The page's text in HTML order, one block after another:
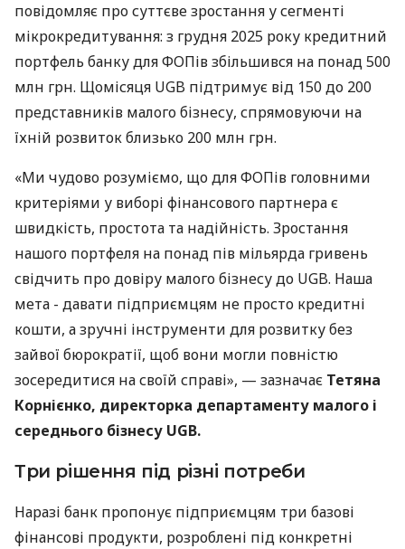
повідомляє про суттєве зростання у сегменті
мікрокредитування: з грудня 2025 року кредитний
портфель банку для ФОПів збільшився на понад 500
млн грн. Щомісяця UGB підтримує від 150 до 200
представників малого бізнесу, спрямовуючи на
їхній розвиток близько 200 млн грн.
«Ми чудово розуміємо, що для ФОПів головними
критеріями у виборі фінансового партнера є
швидкість, простота та надійність. Зростання
нашого портфеля на понад пів мільярда гривень
свідчить про довіру малого бізнесу до UGB. Наша
мета - давати підприємцям не просто кредитні
кошти, а зручні інструменти для розвитку без
зайвої бюрократії, щоб вони могли повністю
зосередитися на своїй справі», — зазначає Тетяна
Корнієнко, директорка департаменту малого і
середнього бізнесу UGB.
Три рішення під різні потреби
Наразі банк пропонує підприємцям три базові
фінансові продукти, розроблені під конкретні